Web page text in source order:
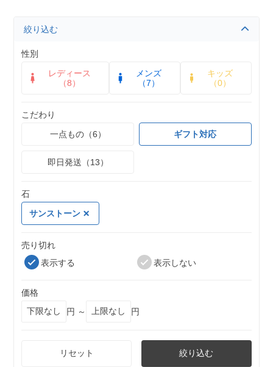
絞り込む
性別
レディース
（8）
メンズ
（7）
キッズ
（0）
こだわり
一点もの（6）
ギフト対応
即日発送（13）
石
サンストーン
売り切れ
表示する
表示しない
価格
円 ～
円
リセット 絞り込む